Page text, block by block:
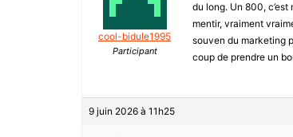
cool-bidule1995
Participant
du long. Un 800,
mentir, vraiment
souven du marketing
coup de prendre un
9 juin 2026 à 11h25